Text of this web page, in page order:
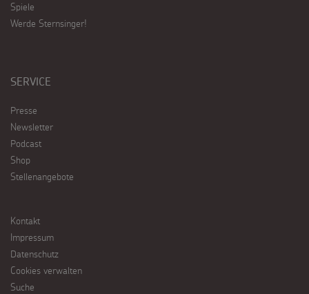
Spiele
Werde Sternsinger!
SERVICE
Presse
Newsletter
Podcast
Shop
Stellenangebote
Kontakt
Impressum
Datenschutz
Cookies verwalten
Suche